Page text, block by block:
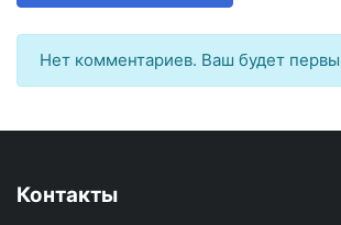
Нет комментариев. Ваш будет
Контакты